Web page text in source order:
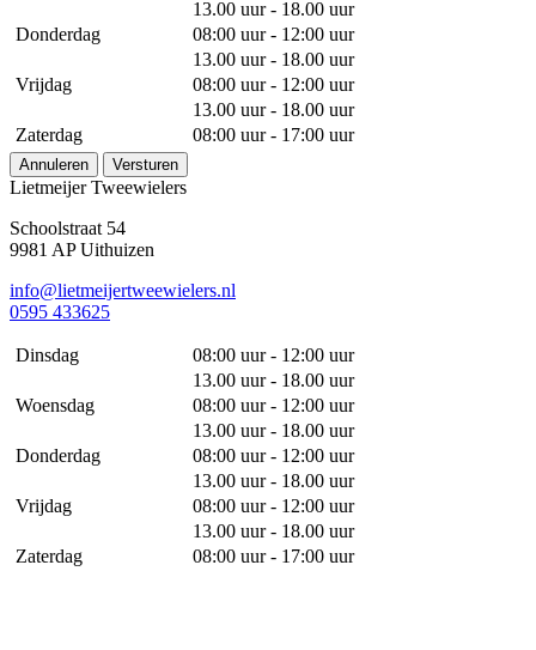
13.00 uur - 18.00 uur
Donderdag
08:00 uur - 12:00 uur
13.00 uur - 18.00 uur
Vrijdag
08:00 uur - 12:00 uur
13.00 uur - 18.00 uur
Zaterdag
08:00 uur - 17:00 uur
Annuleren Versturen
Lietmeijer Tweewielers
Schoolstraat 54
9981 AP Uithuizen
info@lietmeijertweewielers.nl
0595 433625
Dinsdag
08:00 uur - 12:00 uur
13.00 uur - 18.00 uur
Woensdag
08:00 uur - 12:00 uur
13.00 uur - 18.00 uur
Donderdag
08:00 uur - 12:00 uur
13.00 uur - 18.00 uur
Vrijdag
08:00 uur - 12:00 uur
13.00 uur - 18.00 uur
Zaterdag
08:00 uur - 17:00 uur